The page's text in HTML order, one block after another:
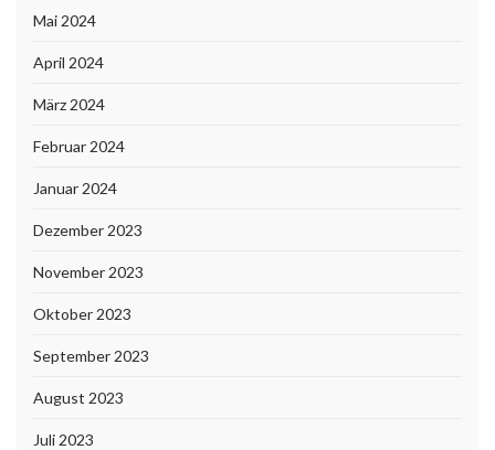
Mai 2024
April 2024
März 2024
Februar 2024
Januar 2024
Dezember 2023
November 2023
Oktober 2023
September 2023
August 2023
Juli 2023